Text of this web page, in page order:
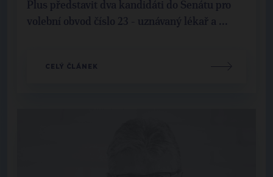
Plus představit dva kandidáti do Senátu pro
volební obvod číslo 23 - uznávaný lékař a ...
CELÝ ČLÁNEK